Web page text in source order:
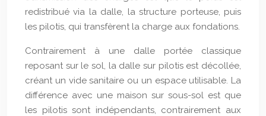
redistribué via la dalle, la structure porteuse, puis
les pilotis, qui transfèrent la charge aux fondations.
Contrairement à une dalle portée classique
reposant sur le sol, la dalle sur pilotis est décollée,
créant un vide sanitaire ou un espace utilisable. La
différence avec une maison sur sous-sol est que
les pilotis sont indépendants, contrairement aux